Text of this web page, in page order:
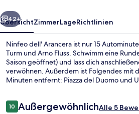
Weiter
42+
ÜbersichtZimmerLageRichtlinien
Ninfeo dell' Arancera ist nur 15
Turm und Arno Fluss. Schwimm eine
Saison geöffnet) und lass dich
verwöhnen. Außerdem ist Folgendes mit
Minuten entfernt: Piazza del Duomo und
Bewertungen
1010 von 10.
AußergewöhnlichAlle 5